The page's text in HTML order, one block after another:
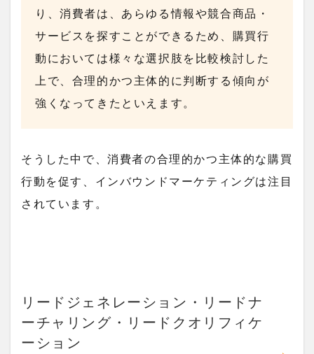
り、消費者は、あらゆる情報や競合商品・
サービスを探すことができるため、購買行
動においては様々な選択肢を比較検討した
上で、合理的かつ主体的に判断する傾向が
強くなってきた といえます。
そうした中で、消費者の合理的かつ主体的な購買
行動を促す、インバウンドマーケティングは注目
されています。
リードジェネレーション・リードナ
ーチャリング・リードクオリフィケ
ーション